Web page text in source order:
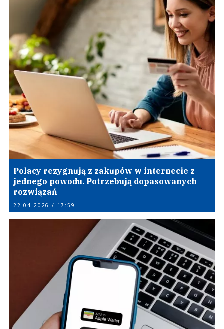
Polacy rezygnują z zakupów w internecie z
jednego powodu. Potrzebują dopasowanych
rozwiązań
22.04.2026 / 17:59